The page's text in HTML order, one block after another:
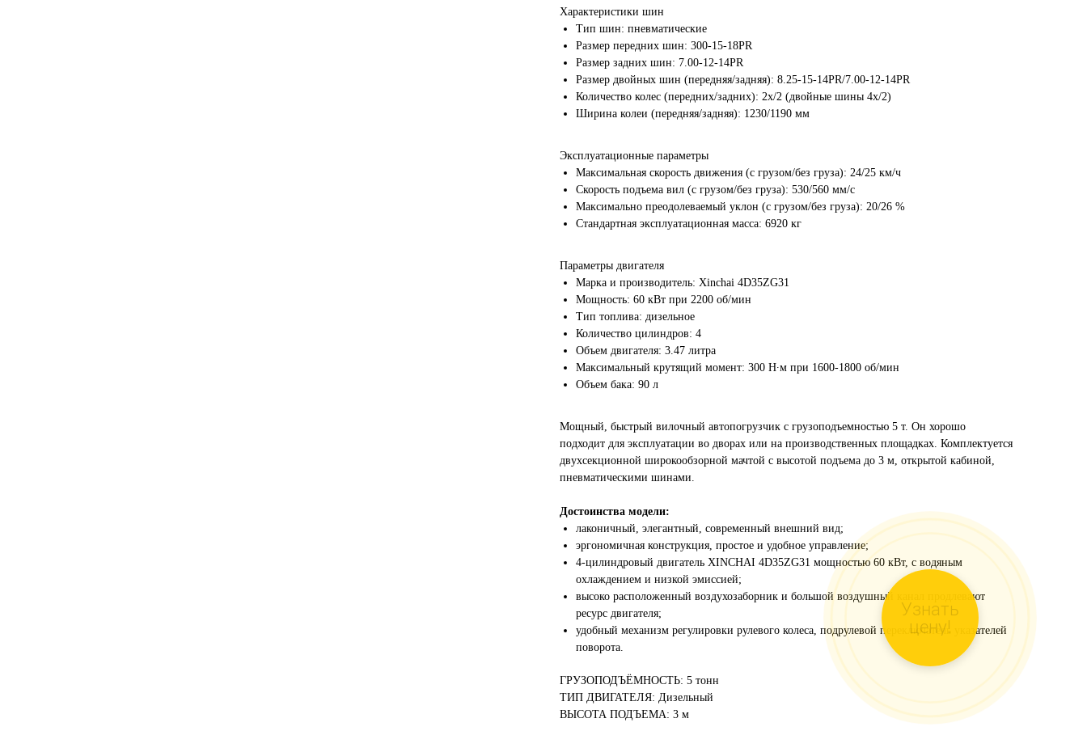
Характеристики шин
Тип шин: пневматические
Размер передних шин: 300-15-18PR
Размер задних шин: 7.00-12-14PR
Размер двойных шин (передняя/задняя): 8.25-15-14PR/7.00-12-14PR
Количество колес (передних/задних): 2x/2 (двойные шины 4х/2)
Ширина колеи (передняя/задняя): 1230/1190 мм
Эксплуатационные параметры
Максимальная скорость движения (с грузом/без груза): 24/25 км/ч
Скорость подъема вил (с грузом/без груза): 530/560 мм/с
Максимально преодолеваемый уклон (с грузом/без груза): 20/26 %
Стандартная эксплуатационная масса: 6920 кг
Параметры двигателя
Марка и производитель: Xinchai 4D35ZG31
Мощность: 60 кВт при 2200 об/мин
Тип топлива: дизельное
Количество цилиндров: 4
Объем двигателя: 3.47 литра
Максимальный крутящий момент: 300 Н∙м при 1600-1800 об/мин
Объем бака: 90 л
Мощный, быстрый вилочный автопогрузчик с грузоподъемностью 5 т. Он хорошо
подходит для эксплуатации во дворах или на производственных площадках. Комплектуется
двухсекционной широкообзорной мачтой с высотой подъема до 3 м, открытой кабиной,
пневматическими шинами.
Достоинства модели:
лаконичный, элегантный, современный внешний вид;
эргономичная конструкция, простое и удобное управление;
4-цилиндровый двигатель XINCHAI 4D35ZG31 мощностью 60 кВт, с водяным
охлаждением и низкой эмиссией;
высоко расположенный воздухозаборник и большой воздушный канал продлевают
ресурс двигателя;
удобный механизм регулировки рулевого колеса, подрулевой переключатель указателей
поворота.
ГРУЗОПОДЪЁМНОСТЬ: 5 тонн
ТИП ДВИГАТЕЛЯ: Дизельный
ВЫСОТА ПОДЪЕМА: 3 м
Узнать
цену!